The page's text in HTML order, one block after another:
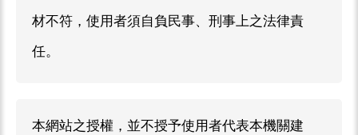
材不符，使用者須自負民事、刑事上之法律責
任。
本網站之授權，並不授予使用者代表本機關建